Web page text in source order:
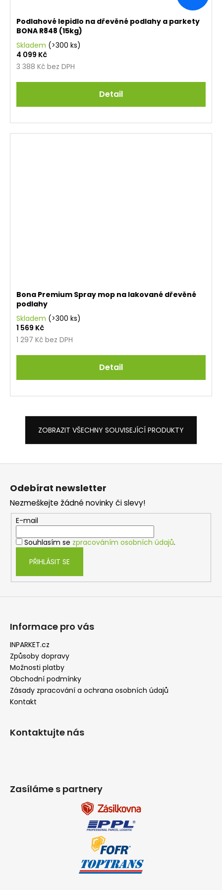
Podlahové lepidlo na dřevěné podlahy a parkety
BONA R848 (15kg)
Skladem (>300 ks)
3 388 Kč bez DPH
4 099 Kč
Detail
Bona Premium Spray mop na lakované dřevěné
podlahy
Skladem (>300 ks)
1 297 Kč bez DPH
1 569 Kč
Detail
ZOBRAZIT VŠECHNY SOUVISEJÍCÍ PRODUKTY
Odebírat newsletter
Nezmeškejte žádné novinky či slevy!
E-mail
Souhlasím se zpracováním osobních údajů.
PŘIHLÁSIT SE
Informace pro vás
INPARKET.cz
Způsoby dopravy
Možnosti platby
Obchodní podmínky
Zásady zpracování a ochrana osobních údajů
Kontakt
Kontaktujte nás
Zasíláme s partnery